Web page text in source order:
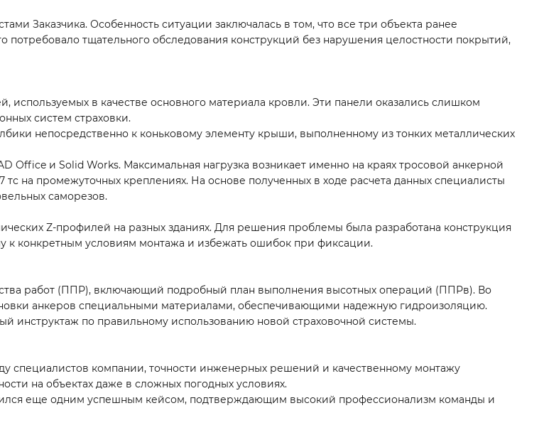
Заказчика. Особенность ситуации заключалась в том, что все три объекта ранее
потребовало тщательного обследования конструкций без нарушения целостности покрытий,
используемых в качестве основного материала кровли. Эти панели оказались слишком
систем страховки.
непосредственно к коньковому элементу крыши, выполненному из тонких металлических
Office и Solid Works. Максимальная нагрузка возникает именно на краях тросовой анкерной
на промежуточных креплениях. На основе полученных в ходе расчета данных специалисты
саморезов.
Z-профилей на разных зданиях. Для решения проблемы была разработана конструкция
к конкретным условиям монтажа и избежать ошибок при фиксации.
работ (ППР), включающий подробный план выполнения высотных операций (ППРв). Во
анкеров специальными материалами, обеспечивающими надежную гидроизоляцию.
инструктаж по правильному использованию новой страховочной системы.
специалистов компании, точности инженерных решений и качественному монтажу
на объектах даже в сложных погодных условиях.
еще одним успешным кейсом, подтверждающим высокий профессионализм команды и